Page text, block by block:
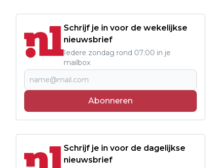
Schrijf je in voor de wekelijkse
nieuwsbrief
Iedere zondag rond 07:00 in je
mailbox
Abonneren
Schrijf je in voor de dagelijkse
nieuwsbrief